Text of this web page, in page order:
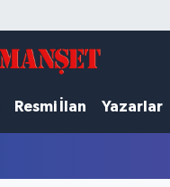
Resmi İlan Yazarlar